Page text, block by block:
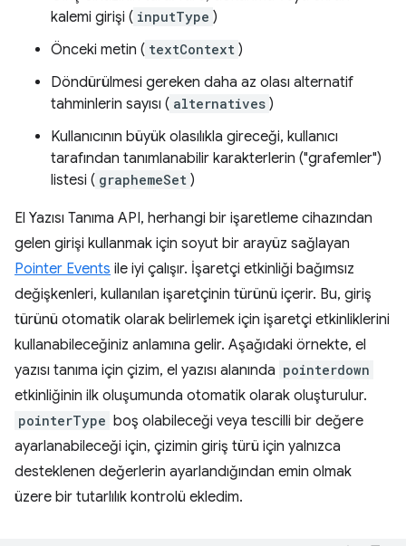
kalemi girişi ( inputType )
Önceki metin ( textContext )
Döndürülmesi gereken daha az olası alternatif
tahminlerin sayısı ( alternatives )
Kullanıcının büyük olasılıkla gireceği, kullanıcı
tarafından tanımlanabilir karakterlerin ("grafemler")
listesi ( graphemeSet )
El Yazısı Tanıma API, herhangi bir işaretleme cihazından
gelen girişi kullanmak için soyut bir arayüz sağlayan
Pointer Events ile iyi çalışır. İşaretçi etkinliği bağımsız
değişkenleri, kullanılan işaretçinin türünü içerir. Bu, giriş
türünü otomatik olarak belirlemek için işaretçi etkinliklerini
kullanabileceğiniz anlamına gelir. Aşağıdaki örnekte, el
yazısı tanıma için çizim, el yazısı alanında pointerdown
etkinliğinin ilk oluşumunda otomatik olarak oluşturulur.
pointerType boş olabileceği veya tescilli bir değere
ayarlanabileceği için, çizimin giriş türü için yalnızca
desteklenen değerlerin ayarlandığından emin olmak
üzere bir tutarlılık kontrolü ekledim.